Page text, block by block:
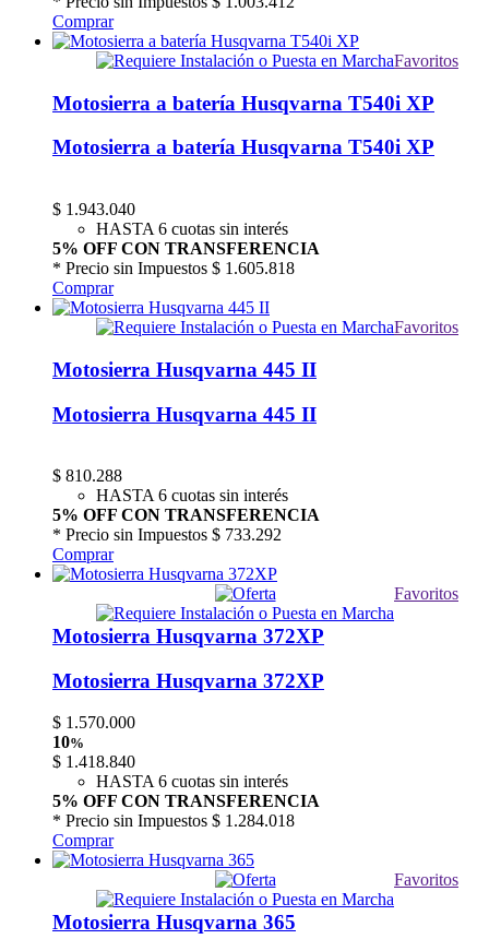
Comprar
Favoritos
Motosierra a batería Husqvarna T540i XP
Motosierra a batería Husqvarna T540i XP
$ 1.943.040
HASTA 6 cuotas sin interés
5% OFF CON TRANSFERENCIA
* Precio sin Impuestos $ 1.605.818
Comprar
Favoritos
Motosierra Husqvarna 445 II
Motosierra Husqvarna 445 II
$ 810.288
HASTA 6 cuotas sin interés
5% OFF CON TRANSFERENCIA
* Precio sin Impuestos $ 733.292
Comprar
Favoritos
Motosierra Husqvarna 372XP
Motosierra Husqvarna 372XP
$ 1.570.000
10%
$ 1.418.840
HASTA 6 cuotas sin interés
5% OFF CON TRANSFERENCIA
* Precio sin Impuestos $ 1.284.018
Comprar
Favoritos
Motosierra Husqvarna 365